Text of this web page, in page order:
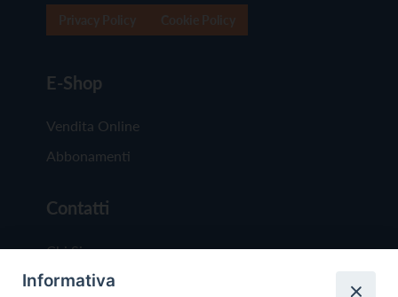
E-Shop
Vendita Online
Abbonamenti
Contatti
Chi Siamo
Redazione
Informativa